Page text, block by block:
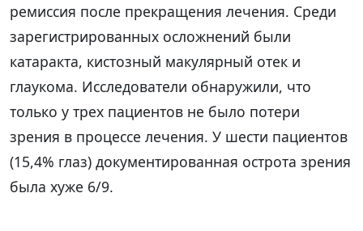
ремиссия после прекращения лечения. Среди
зарегистрированных осложнений были
катаракта, кистозный макулярный отек и
глаукома. Исследователи обнаружили, что
только у трех пациентов не было потери
зрения в процессе лечения. У шести пациентов
(15,4% глаз) документированная острота зрения
была хуже 6/9.